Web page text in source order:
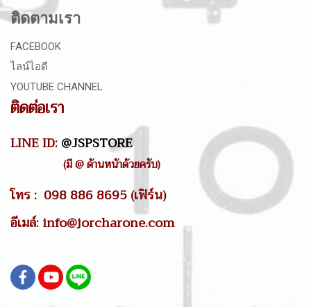
ติดตามเรา
FACEBOOK
ไลน์ไอดี
YOUTUBE CHANNEL
ติดต่อเรา
LINE ID:@JSPSTORE
(มี @ ด้านหน้าด้วยครับ)
โทร : 098 886 8695 (เฟิร์น)
อีเมล์: info@jorcharone.com